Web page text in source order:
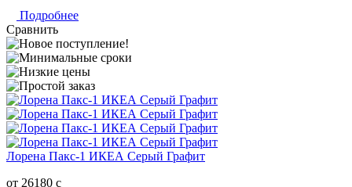
Подробнее
Сравнить
Лорена Пакс-1 ИКЕА Серый Графит
от 26180 c